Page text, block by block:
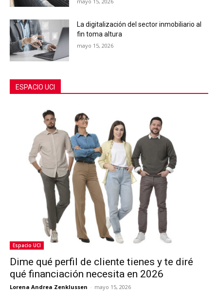
La digitalización del sector inmobiliario al
fin toma altura
mayo 15, 2026
ESPACIO UCI
Espacio UCI
Dime qué perfil de cliente tienes y te diré
qué financiación necesita en 2026
Lorena Andrea Zenklussen - mayo 15, 2026